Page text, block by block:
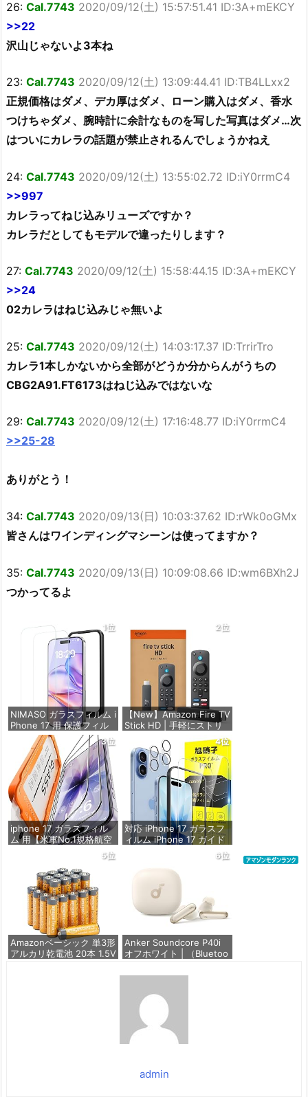
26: Cal.7743 2020/09/12(土) 15:57:51.41 ID:3A+mEKCY
>>22
沢山じゃないよ3本ね
23: Cal.7743 2020/09/12(土) 13:09:44.41 ID:TB4LLxx2
正規価格はダメ、デカ厚はダメ、ローン購入はダメ、香水
つけちゃダメ、腕時計に余計なものを写した写真はダメ…次
はついにカレラの話題が禁止されるんでしょうかねえ
24: Cal.7743 2020/09/12(土) 13:55:02.72 ID:iY0rrmC4
>>997
カレラってねじ込みリューズですか？
カレラだとしてもモデルで違ったりします？
27: Cal.7743 2020/09/12(土) 15:58:44.15 ID:3A+mEKCY
>>24
02カレラはねじ込みじゃ無いよ
25: Cal.7743 2020/09/12(土) 14:03:17.37 ID:TrrirTro
カレラ1本しかないから全部がどうか分からんがうちの
CBG2A91.FT6173はねじ込みではないな
29: Cal.7743 2020/09/12(土) 17:16:48.77 ID:iY0rrmC4
>>25-28
ありがとう！
34: Cal.7743 2020/09/13(日) 10:03:37.62 ID:rWk0oGMx
皆さんはワインディングマシーンは使ってますか？
35: Cal.7743 2020/09/13(日) 10:09:08.66 ID:wm6BXh2J
つかってるよ
1位
NIMASO ガラスフィルム i
Phone 17 用 保護フィル
ム 強化ガラス 耐衝撃 高
透過率 指紋防止 貼りやす
い ガイド枠付き | いPhon
e17 (6.3インチ) 対応 2枚
セット DSP25F1698
価格：¥1,599
2位
【New】Amazon Fire TV
Stick HD | 手軽にストリ
ーミングをはじめよう |
ストリーミングメディア
プレイヤー
価格：¥4,980
3位
iphone 17 ガラスフィル
ム 用【米軍No.1規格航空
材料&独創的なガイド枠】
2枚セット 全面保護 最強
硬度10H 耐衝撃 | いphon
e17 保護フィルム 気泡な
し Zeniss 自動吸着 貼付
け簡単 iphone17フィルム
超クリア画
価格：¥1,260
4位
対応 iPhone 17 ガラスフ
ィルム iPhone 17 ガイド
枠付き 指紋防止 SENXLL-
17G05 | 【2* フィルム +
2* レンズ保護フィルム+
1*ガイド枠付き+ 1*取り
除き発泡板】国産旭硝子
材質 アイフォン17 薄型
強化ガ
価格：¥699
5位
Amazonベーシック 単3形
アルカリ乾電池 20本 1.5V
6位
Anker Soundcore P40i
オフホワイト | （Bluetoo
スイヤホン/ウルトラノイ
ルチポイント接続 / 最大6
0時間再生 / PSE技術基準
適合】
価格：¥7,990
admin